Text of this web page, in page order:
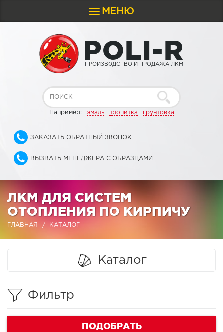
Toggle
navigation
МЕНЮ
POLI-R
ПРОИЗВОДСТВО И ПРОДАЖА ЛКМ
Например: эмаль пропитка грунтовка
ЗАКАЗАТЬ ОБРАТНЫЙ ЗВОНОК
ВЫЗВАТЬ МЕНЕДЖЕРА С ОБРАЗЦАМИ
ЛКМ ДЛЯ СИСТЕМ
ОТОПЛЕНИЯ ПО КИРПИЧУ
ГЛАВНАЯ КАТАЛОГ
Каталог
Фильтр
ПОДОБРАТЬ